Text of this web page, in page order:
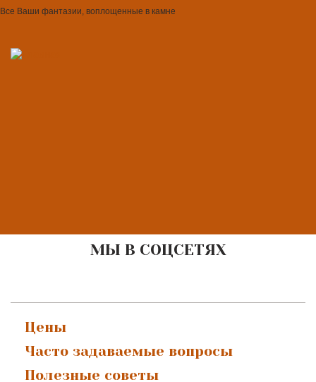
Все Ваши фантазии, воплощенные в камне
МЫ В СОЦСЕТЯХ
Цены
Часто задаваемые вопросы
Полезные советы